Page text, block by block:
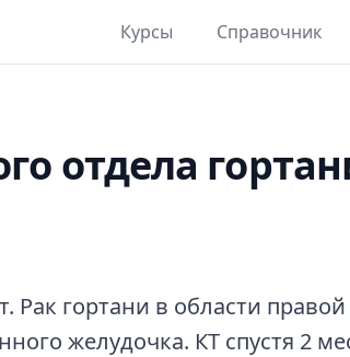
Курсы Справочник
отдела
Рак гортани в области правой
желудочка. КТ спустя 2